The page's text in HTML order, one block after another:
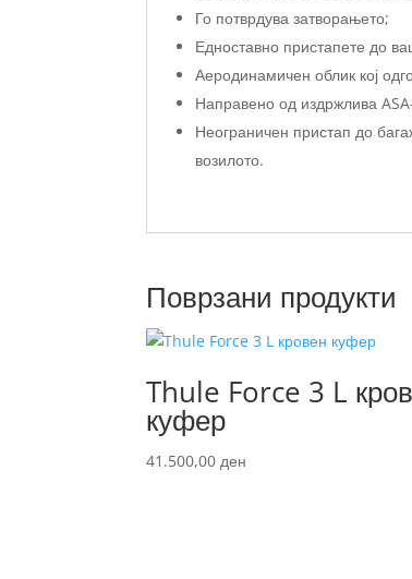
Го потврдува затворањето;
Едноставно пристапете до
Аеродинамичен облик кој
Направено од издржлива
Неограничен пристап до
возилото.
Поврзани продукти
Thule Force 3 L
куфер
41.500,00 ден